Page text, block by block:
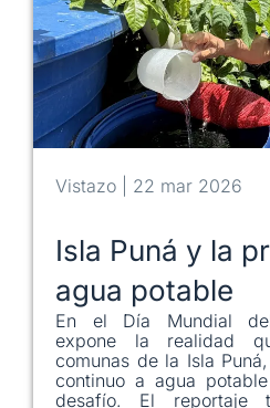
Isla Puná y la
agua potable
En el Día Mundial
expone la realidad
comunas de la Isla
continuo a agua
desafío. El reportaje
Vistazo | 22 mar 2026